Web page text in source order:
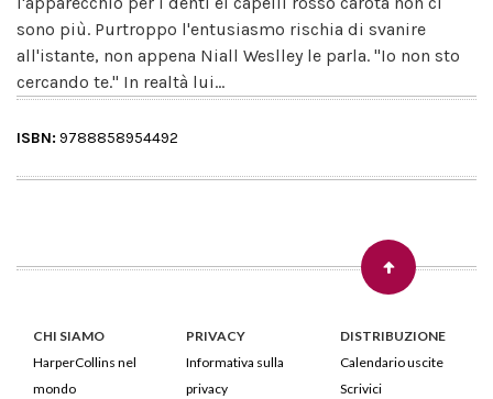
sono più. Purtroppo l'entusiasmo rischia di svanire
all'istante, non appena Niall Weslley le parla. "Io non sto
cercando te." In realtà lui...
ISBN: 9788858954492
CHI SIAMO
HarperCollins nel
mondo
PRIVACY
Informativa sulla
privacy
DISTRIBUZIONE
Calendario uscite
Scrivici